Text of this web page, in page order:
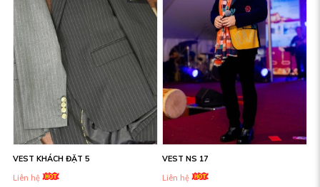
VEST KHÁCH ĐẶT 5
Liên hệ
VEST NS 17
Liên hệ